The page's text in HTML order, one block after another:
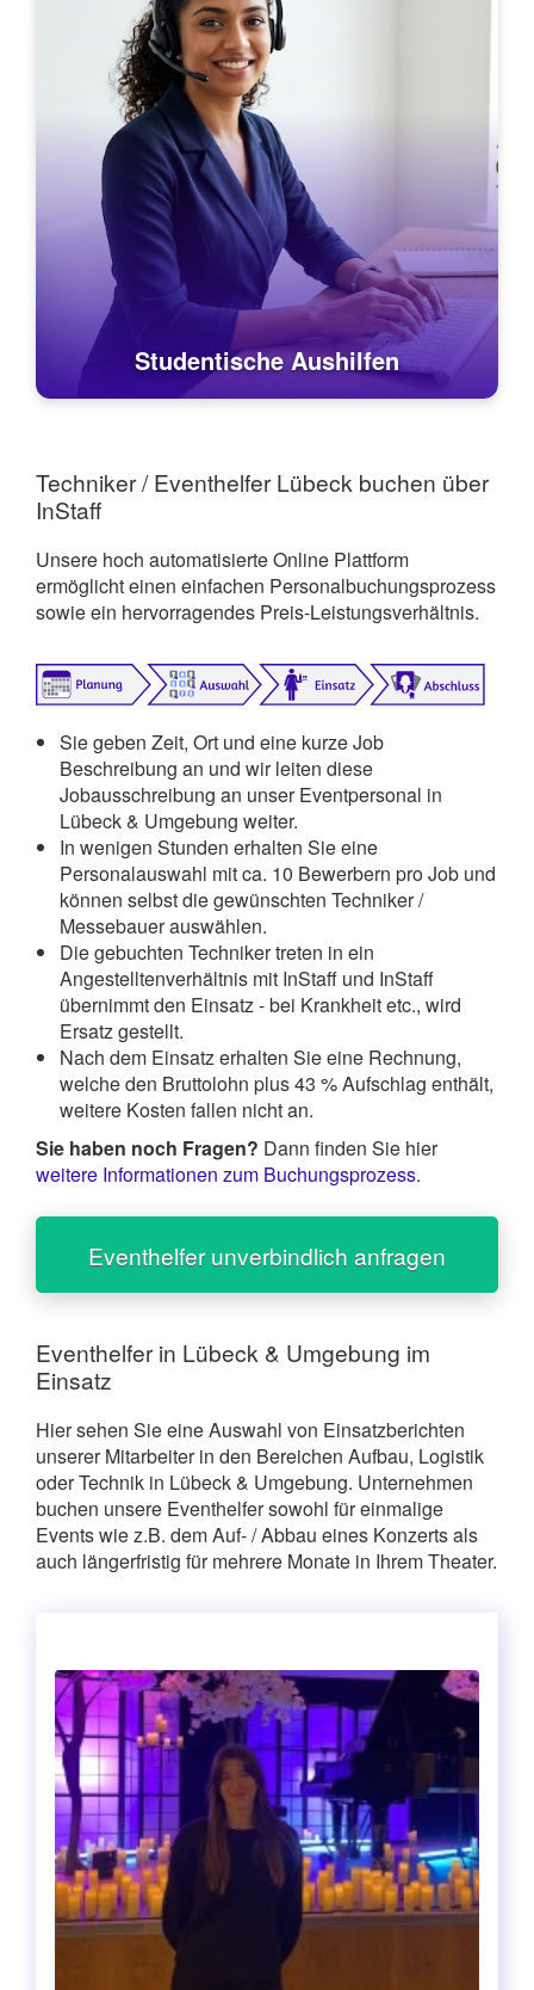
Studentische Aushilfen
Techniker / Eventhelfer Lübeck buchen über
InStaff
Unsere hoch automatisierte Online Plattform
ermöglicht einen einfachen Personalbuchungsprozess
sowie ein hervorragendes Preis-Leistungsverhältnis.
Sie geben Zeit, Ort und eine kurze Job
Beschreibung an und wir leiten diese
Jobausschreibung an unser Eventpersonal in
Lübeck & Umgebung weiter.
In wenigen Stunden erhalten Sie eine
Personalauswahl mit ca. 10 Bewerbern pro Job und
können selbst die gewünschten Techniker /
Messebauer auswählen.
Die gebuchten Techniker treten in ein
Angestelltenverhältnis mit InStaff und InStaff
übernimmt den Einsatz - bei Krankheit etc., wird
Ersatz gestellt.
Nach dem Einsatz erhalten Sie eine Rechnung,
welche den Bruttolohn plus 43 % Aufschlag enthält,
weitere Kosten fallen nicht an.
Sie haben noch Fragen? Dann finden Sie hier
weitere Informationen zum Buchungsprozess.
Eventhelfer unverbindlich anfragen
Eventhelfer in Lübeck & Umgebung im
Einsatz
Hier sehen Sie eine Auswahl von Einsatzberichten
unserer Mitarbeiter in den Bereichen Aufbau, Logistik
oder Technik in Lübeck & Umgebung. Unternehmen
buchen unsere Eventhelfer sowohl für einmalige
Events wie z.B. dem Auf- / Abbau eines Konzerts als
auch längerfristig für mehrere Monate in Ihrem Theater.